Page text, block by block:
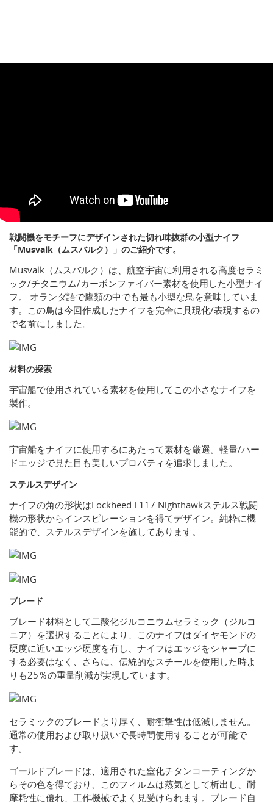
戦闘機をモチーフにデザインされた切れ味抜群の小型ナイフ
「Musvalk（ムスバルク）」のご紹介です。
Musvalk（ムスバルク）は、航空宇宙に利用される高度セラミ
ック/チタニウム/カーボンファイバー素材を使用した小型ナイ
フ。 オランダ語で鷹類の中でも最も小型な鳥を意味していま
す。この鳥は今回作成したナイフを完全に具現化/表現するの
で名前にしました。
材料の探索
宇宙船で使用されている素材を使用してこの小さなナイフを
製作。
宇宙船をナイフに使用するにあたって素材を厳選。軽量/ハー
ドエッジで見た目も美しいプロパティを追求しました。
ステルスデザイン
ナイフの角の形状はLockheed F117 Nighthawkステルス戦闘
機の形状からインスピレーションを得てデザイン。純粋に機
能的で、ステルスデザインを施してあります。
ブレード
ブレード材料として二酸化ジルコニウムセラミック（ジルコ
ニア）を選択することにより、このナイフはダイヤモンドの
硬度に近いエッジ硬度を有し、ナイフはエッジをシャープに
する必要はなく、さらに、伝統的なスチールを使用した時よ
りも25％の重量削減が実現しています。
セラミックのブレードより厚く、耐衝撃性は低減しません。
通常の使用および取り扱いで長時間使用することが可能で
す。
ゴールドブレードは、適用された窒化チタンコーティングか
らその色を得ており、このフィルムは蒸気として析出し、耐
摩耗性に優れ、工作機械でよく見受けられます。ブレード自